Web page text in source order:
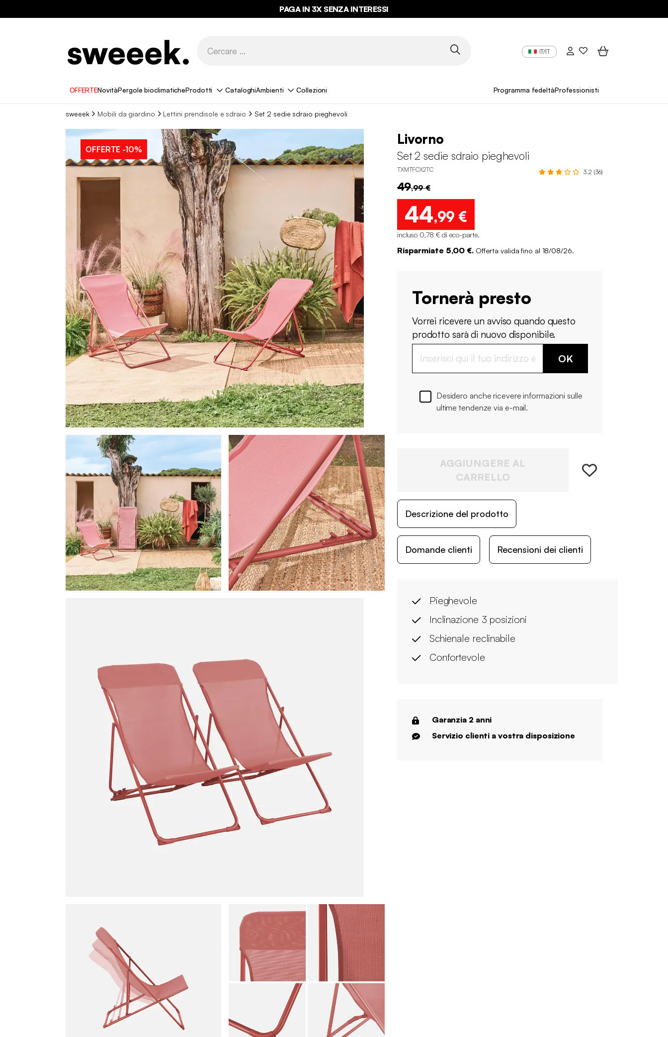
PAGA IN 3X SENZA INTERESSI
IT/IT
OFFERTENovitàPergole bioclimaticheProdotti CataloghiAmbienti Collezioni Programma fedeltàProfessionisti
sweeek Mobili da giardino Lettini prendisole e sdraio Set 2 sedie sdraio pieghevoli
OFFERTE -10%
Livorno
Set 2 sedie sdraio pieghevoli
TXMTFCX2TC 3.2 (36)
49,99 €
44,99 €
incluso 0,78 € di eco-parte.
Risparmiate 5,00 €. Offerta valida fino al 18/08/26.
Tornerà presto
Vorrei ricevere un avviso quando questo
prodotto sarà di nuovo disponibile.
OK
Desidero anche ricevere informazioni sulle
ultime tendenze via e-mail.
AGGIUNGERE AL
CARRELLO
Descrizione del prodotto
Domande clienti Recensioni dei clienti
Pieghevole
Inclinazione 3 posizioni
Schienale reclinabile
Confortevole
Garanzia 2 anni
Servizio clienti a vostra disposizione